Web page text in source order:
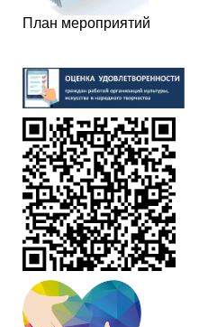
План мероприятий